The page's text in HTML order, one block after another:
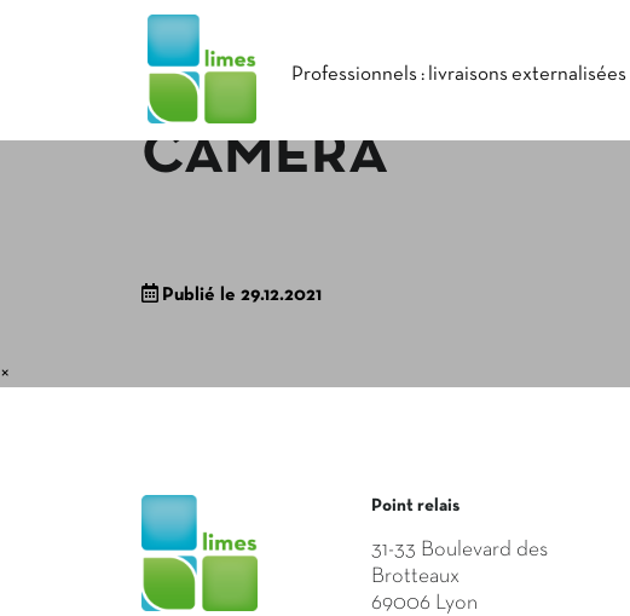
Professionnels : livraisons externalisées
CAMÉRA
Publié le 29.12.2021
×
Point relais
31-33 Boulevard des
Brotteaux
69006 Lyon